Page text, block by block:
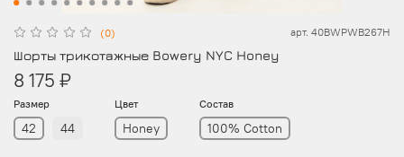
(0) арт. 40BWPWB267H
Шорты трикотажные Bowery NYC Honey
8 175 ₽
Размер
42 44
Цвет
Honey
Состав
100% Cotton